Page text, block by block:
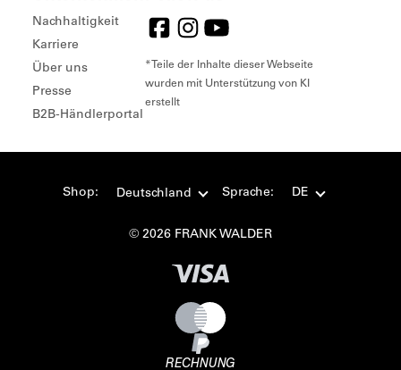
Nachhaltigkeit
Karriere
Über uns
Presse
B2B-Händlerportal
*Teile der Inhalte dieser Webseite
wurden mit Unterstützung von KI
erstellt
Shop: Deutschland Sprache: DE
© 2026 FRANK WALDER
RECHNUNG